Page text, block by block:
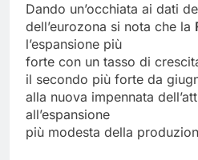
Dando un’occhiata ai dati
dell’eurozona si nota che la
l’espansione più
forte con un tasso di
il secondo più forte da
alla nuova impennata
all’espansione
più modesta della